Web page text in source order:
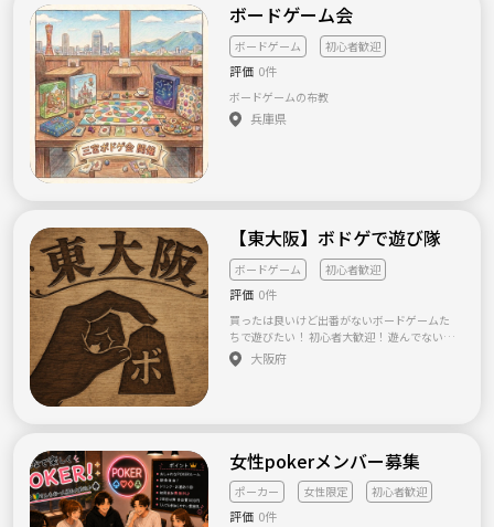
ボードゲーム会
ボードゲーム 初心者歓迎
評価 0件
ボードゲームの布教
兵庫県
【東大阪】ボドゲで遊び隊
ボードゲーム 初心者歓迎
評価 0件
買ったは良いけど出番がないボードゲームた
ちで遊びたい！ 初心者大歓迎！ 遊んでないか
らインストも手間取るかもしれませんが温か
く見守ってくださいw そんなゆるっとしたボ
大阪府
女性pokerメンバー募集
ポーカー 女性限定 初心者歓迎
評価 0件